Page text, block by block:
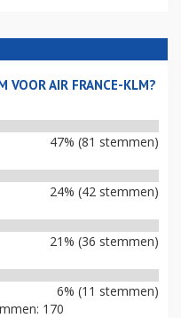
VOOR AIR FRANCE-KLM?
47% (81 stemmen)
24% (42 stemmen)
21% (36 stemmen)
6% (11 stemmen)
170